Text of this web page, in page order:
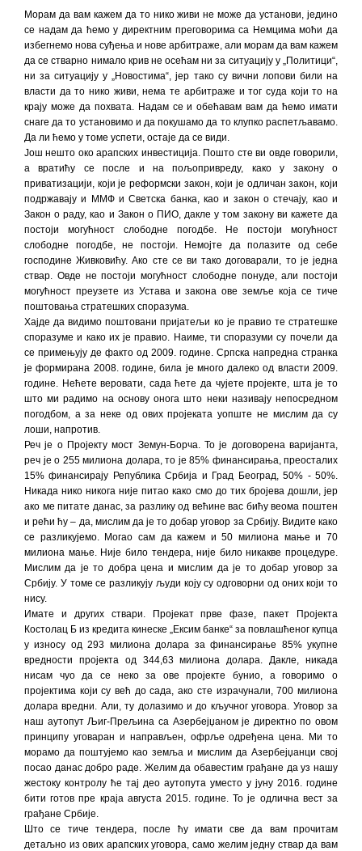
Морам да вам кажем да то нико живи не може да установи, једино
се надам да ћемо у директним преговорима са Немцима моћи да
избегнемо нова суђења и нове арбитраже, али морам да вам кажем
да се стварно нимало крив не осећам ни за ситуацију у „Политици“,
ни за ситуацију у „Новостима“, јер тако су вични лопови били на
власти да то нико живи, нема те арбитраже и тог суда који то на
крају може да похвата. Надам се и обећавам вам да ћемо имати
снаге да то установимо и да покушамо да то клупко распетљавамо.
Да ли ћемо у томе успети, остаје да се види.
Још нешто око арапских инвестиција. Пошто сте ви овде говорили,
а вратићу се после и на пољопривреду, како у закону о
приватизацији, који је реформски закон, који је одличан закон, који
подржавају и ММФ и Светска банка, као и закон о стечају, као и
Закон о раду, као и Закон о ПИО, дакле у том закону ви кажете да
постоји могућност слободне погодбе. Не постоји могућност
слободне погодбе, не постоји. Немојте да полазите од себе
господине Живковићу. Ако сте се ви тако договарали, то је једна
ствар. Овде не постоји могућност слободне понуде, али постоји
могућност преузете из Устава и закона ове земље која се тиче
поштовања стратешких споразума.
Хајде да видимо поштовани пријатељи ко је правио те стратешке
споразуме и како их је правио. Наиме, ти споразуми су почели да
се примењују де факто од 2009. године. Српска напредна странка
је формирана 2008. године, била је много далеко од власти 2009.
године. Нећете веровати, сада ћете да чујете пројекте, шта је то
што ми радимо на основу онога што неки називају непосредном
погодбом, а за неке од ових пројеката уопште не мислим да су
лоши, напротив.
Реч је о Пројекту мост Земун-Борча. То је договорена варијанта,
реч је о 255 милиона долара, то је 85% финансирања, преосталих
15% финансирају Република Србија и Град Београд, 50% - 50%.
Никада нико никога није питао како смо до тих бројева дошли, јер
ако ме питате данас, за разлику од већине вас бићу веома поштен
и рећи ћу – да, мислим да је то добар уговор за Србију. Видите како
се разликујемо. Могао сам да кажем и 50 милиона мање и 70
милиона мање. Није било тендера, није било никакве процедуре.
Мислим да је то добра цена и мислим да је то добар уговор за
Србију. У томе се разликују људи коју су одговорни од оних који то
нису.
Имате и других ствари. Пројекат прве фазе, пакет Пројекта
Костолац Б из кредита кинеске „Ексим банке“ за повлашћеног купца
у износу од 293 милиона долара за финансирање 85% укупне
вредности пројекта од 344,63 милиона долара. Дакле, никада
нисам чуо да се неко за ове пројекте бунио, а говоримо о
пројектима који су већ до сада, ако сте израчунали, 700 милиона
долара вредни. Али, ту долазимо и до кључног уговора. Уговор за
наш аутопут Љиг-Прељина са Азербејџаном је директно по овом
принципу уговаран и направљен, офрље одређена цена. Ми то
морамо да поштујемо као земља и мислим да Азербејџанци свој
посао данас добро раде. Желим да обавестим грађане да уз нашу
жестоку контролу ће тај део аутопута уместо у јуну 2016. године
бити готов пре краја августа 2015. године. То је одлична вест за
грађане Србије.
Што се тиче тендера, после ћу имати све да вам прочитам
детаљно из ових арапских уговора, само желим једну ствар да вам